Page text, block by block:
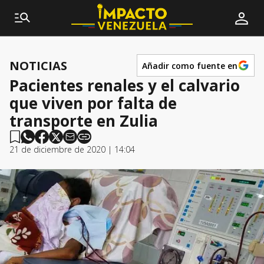
NOTICIAS Añadir como fuente en
Pacientes renales y el calvario
que viven por falta de
transporte en Zulia
21 de diciembre de 2020 | 14:04